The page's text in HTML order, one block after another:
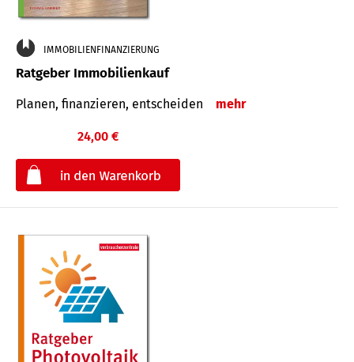
IMMOBILIENFINANZIERUNG
Ratgeber Immobilienkauf
Planen, finanzieren, entscheiden mehr
24,00 €